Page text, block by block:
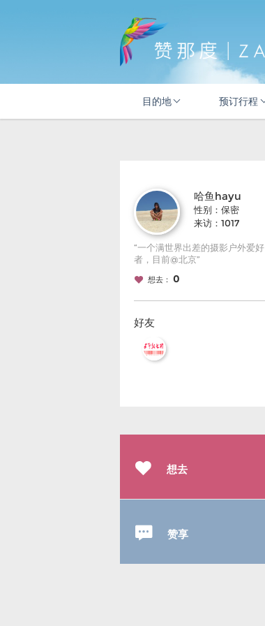
目的地 预订行程
哈鱼hayu
性别：保密
来访：1017
“一个满世界出差的摄影户外爱好
者，目前@北京”
想去： 0
好友
想去
赞享